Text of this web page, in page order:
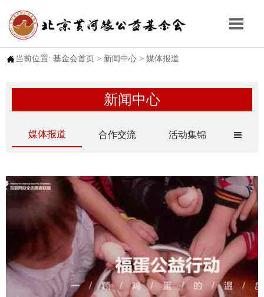

 当前位置: 基金会首页 > 新闻中心 > 媒体报道
新闻中心
媒体报道 合作交流 活动集锦 